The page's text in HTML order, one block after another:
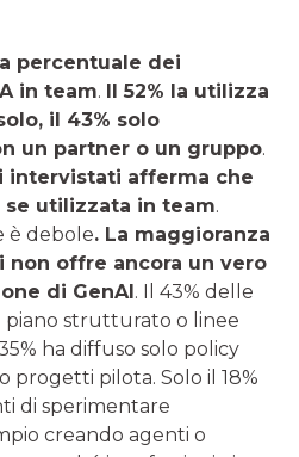
percentuale dei
in team.
Il 52% la utilizza
il 43% solo
un partner o un gruppo.
intervistati afferma che
se utilizzata in team.
è debole. La maggioranza
non offre ancora un vero
di GenAI . Il 43% delle
piano strutturato o linee
ha diffuso solo policy
progetti pilota. Solo il 18%
di sperimentare
creando agenti o